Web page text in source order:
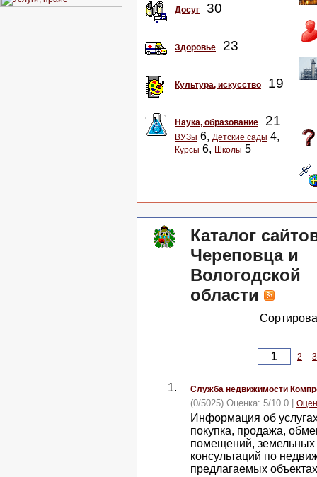
Досуг 30
Здоровье 23
Культура, искусство 19
Наука, образование 21
ВУЗы 6, Детские сады 4,
Курсы 6, Школы 5
Каталог
Череповца и
Вологодской
области
2 3
1. Служба недвижимости
(0/5025) Оценка: 5/10.0
Информация об
покупка, продажа,
помещений, земельных
консультаций по
предлагаемых